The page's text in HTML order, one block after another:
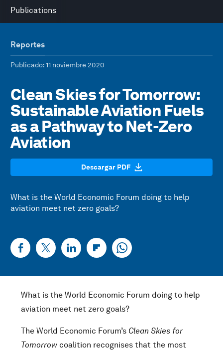
Publications
Reportes
Publicado: 11 noviembre 2020
Clean Skies for Tomorrow:
Sustainable Aviation Fuels
as a Pathway to Net-Zero
Aviation
Descargar PDF
What is the World Economic Forum doing to help
aviation meet net zero goals?
What is the World Economic Forum doing to help
aviation meet net zero goals?
The World Economic Forum’s Clean Skies for
Tomorrow coalition recognises that the most